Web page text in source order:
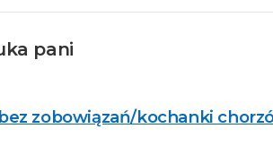
pani
zobowiązań/kochanki